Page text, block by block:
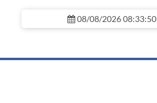
08/08/2026 08:33:50